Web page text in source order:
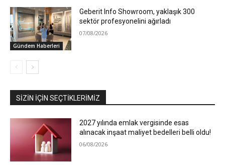
Gündem Haberleri
Geberit Info Showroom, yaklaşık 300
sektör profesyonelini ağırladı
07/08/2026
SIZIN İÇIN SEÇTIKLERIMIZ
2027 yılında emlak vergisinde esas
alınacak inşaat maliyet bedelleri belli oldu!
06/08/2026